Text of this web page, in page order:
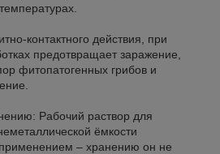
контактного действия, при
предотвращает заражение,
фитопатогенных грибов и
Рабочий раствор для
ёмкости
– хранению он не